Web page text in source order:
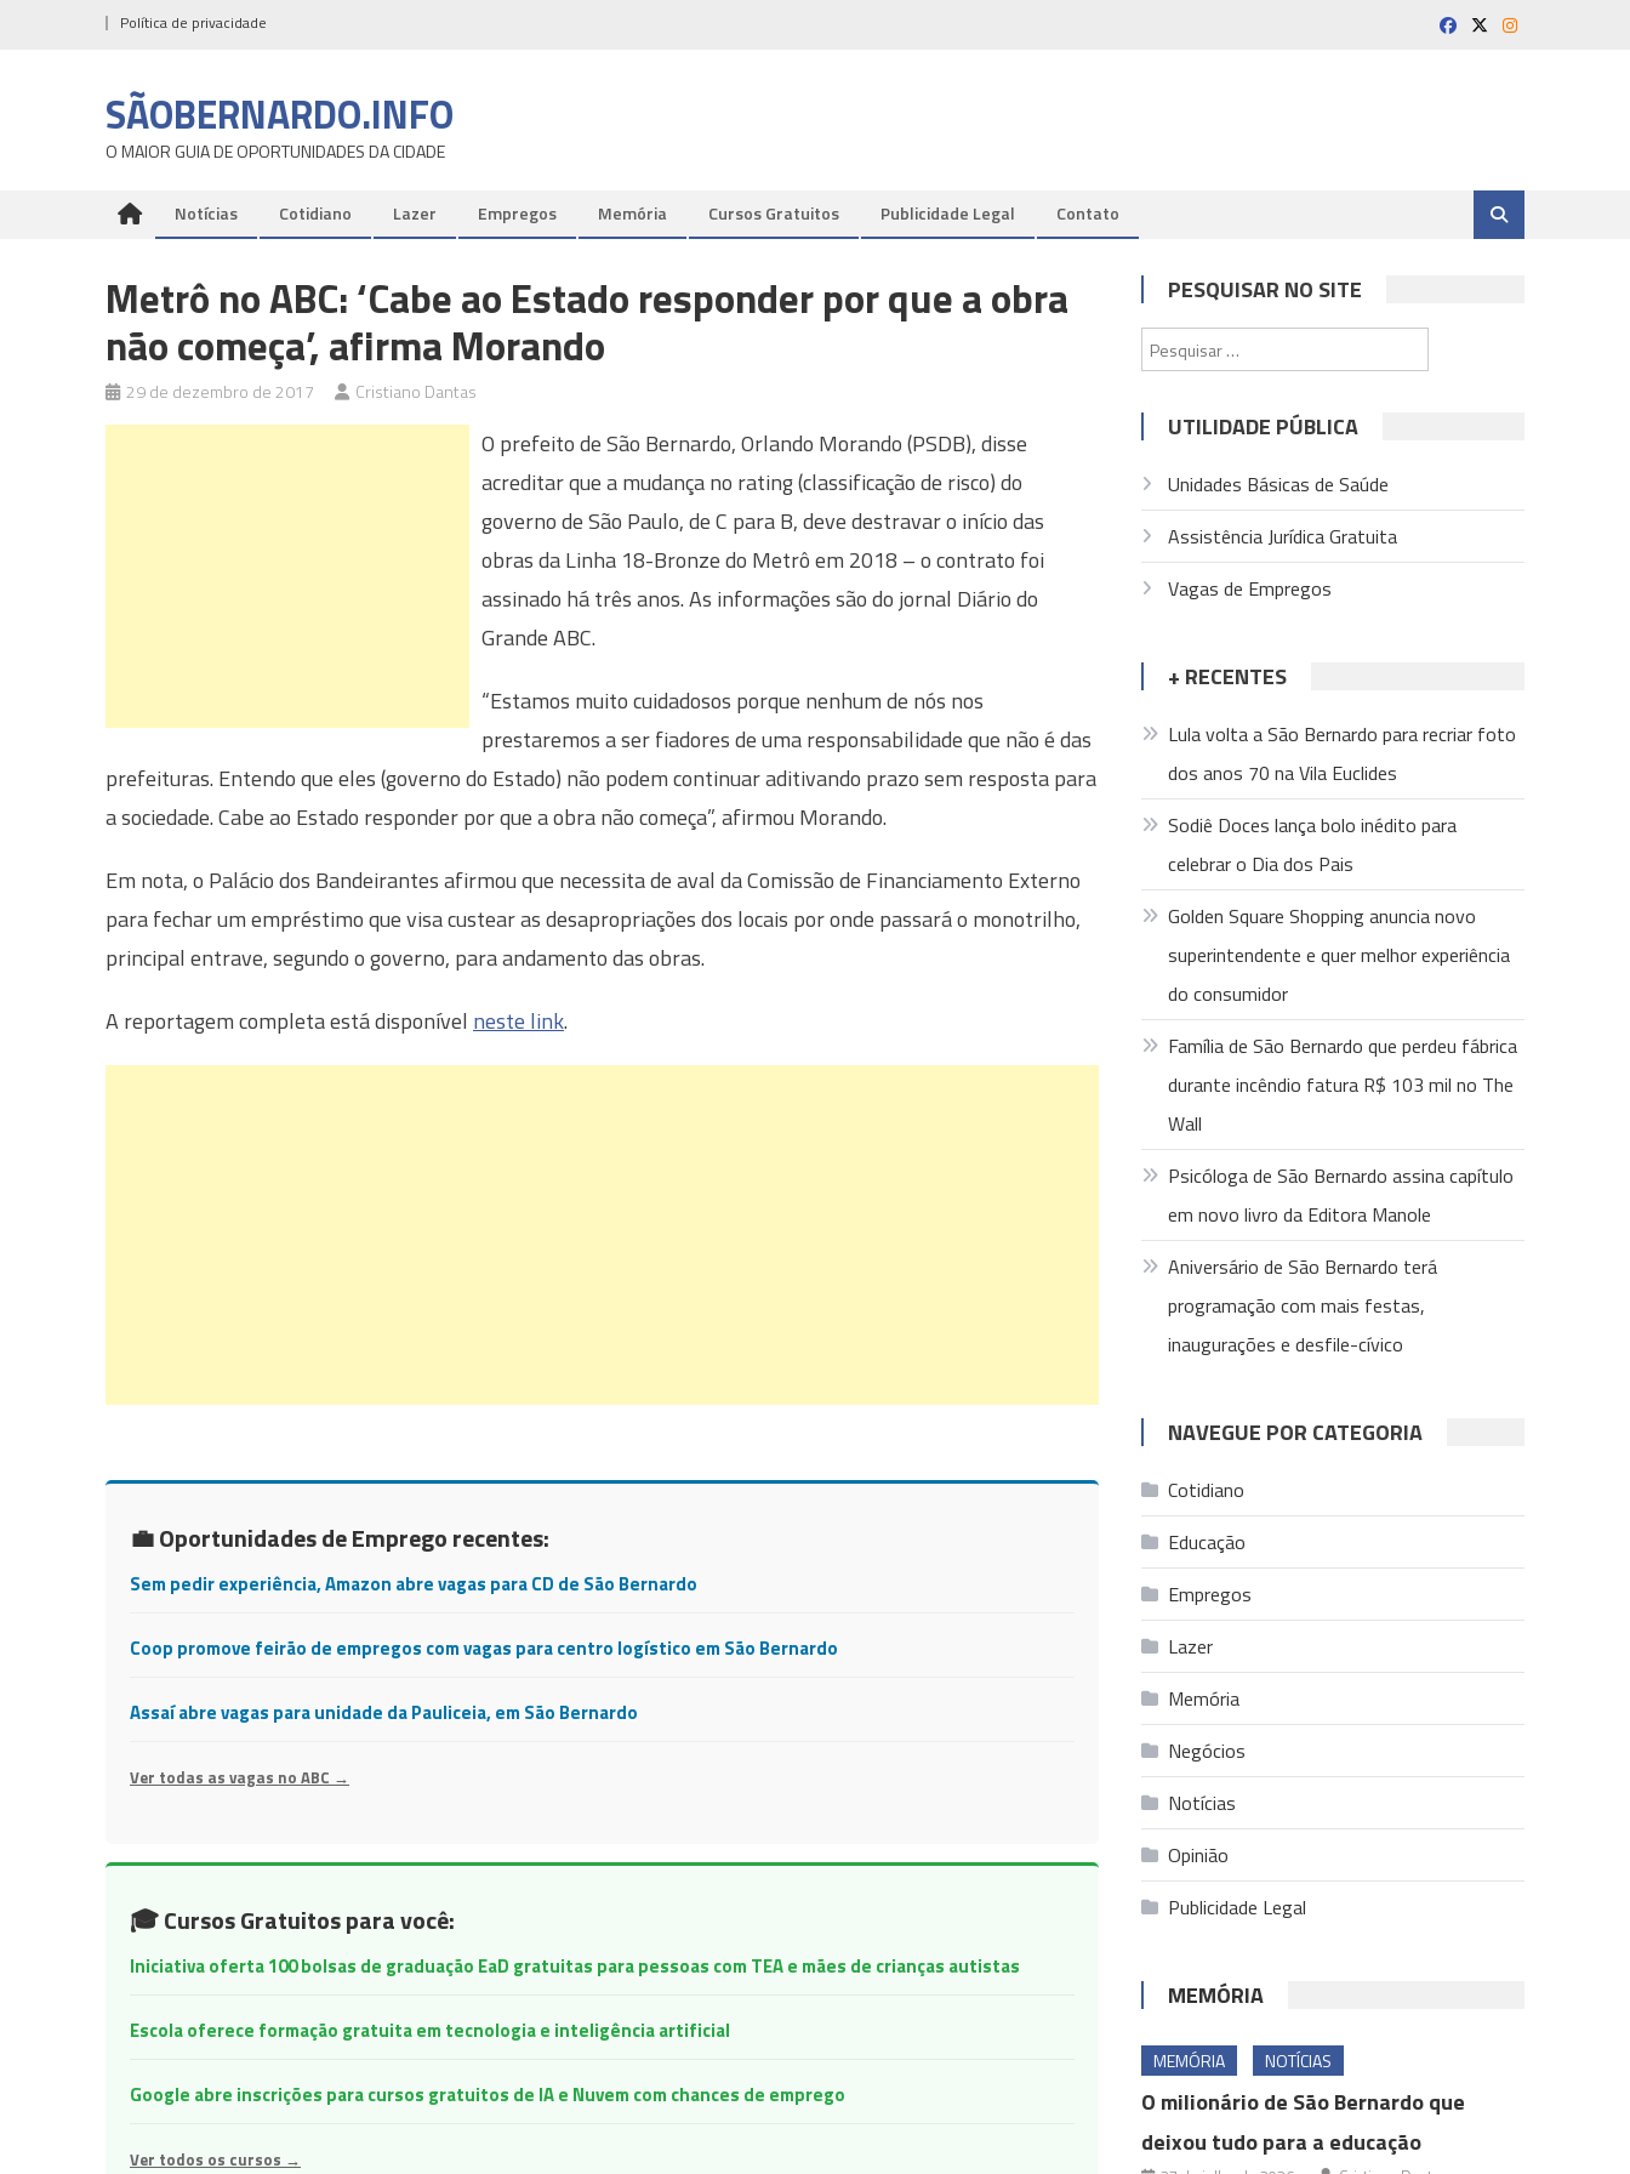
Política de privacidade
SÃOBERNARDO.INFO
O MAIOR GUIA DE OPORTUNIDADES DA CIDADE
Notícias Cotidiano Lazer Empregos Memória Cursos Gratuitos Publicidade Legal Contato
Metrô no ABC: ‘Cabe ao Estado responder por que a obra
não começa’, afirma Morando
29 de dezembro de 2017 Cristiano Dantas
O prefeito de São Bernardo, Orlando Morando (PSDB), disse
acreditar que a mudança no rating (classificação de risco) do
governo de São Paulo, de C para B, deve destravar o início das
obras da Linha 18-Bronze do Metrô em 2018 – o contrato foi
assinado há três anos. As informações são do jornal Diário do
Grande ABC.
“Estamos muito cuidadosos porque nenhum de nós nos
prestaremos a ser fiadores de uma responsabilidade que não é das
prefeituras. Entendo que eles (governo do Estado) não podem continuar aditivando prazo sem resposta para
a sociedade. Cabe ao Estado responder por que a obra não começa”, afirmou Morando.
Em nota, o Palácio dos Bandeirantes afirmou que necessita de aval da Comissão de Financiamento Externo
para fechar um empréstimo que visa custear as desapropriações dos locais por onde passará o monotrilho,
principal entrave, segundo o governo, para andamento das obras.
A reportagem completa está disponível neste link.
💼 Oportunidades de Emprego recentes:
Sem pedir experiência, Amazon abre vagas para CD de São Bernardo
Coop promove feirão de empregos com vagas para centro logístico em São Bernardo
Assaí abre vagas para unidade da Pauliceia, em São Bernardo
Ver todas as vagas no ABC →
🎓 Cursos Gratuitos para você:
Iniciativa oferta 100 bolsas de graduação EaD gratuitas para pessoas com TEA e mães de crianças autistas
Escola oferece formação gratuita em tecnologia e inteligência artificial
Google abre inscrições para cursos gratuitos de IA e Nuvem com chances de emprego
Ver todos os cursos →
PESQUISAR NO SITE
por:
UTILIDADE PÚBLICA
Unidades Básicas de Saúde
Assistência Jurídica Gratuita
Vagas de Empregos
+ RECENTES
Lula volta a São Bernardo para recriar foto
dos anos 70 na Vila Euclides
Sodiê Doces lança bolo inédito para
celebrar o Dia dos Pais
Golden Square Shopping anuncia novo
superintendente e quer melhor experiência
do consumidor
Família de São Bernardo que perdeu fábrica
durante incêndio fatura R$ 103 mil no The
Wall
Psicóloga de São Bernardo assina capítulo
em novo livro da Editora Manole
Aniversário de São Bernardo terá
programação com mais festas,
inaugurações e desfile-cívico
NAVEGUE POR CATEGORIA
Cotidiano
Educação
Empregos
Lazer
Memória
Negócios
Notícias
Opinião
Publicidade Legal
MEMÓRIA
MEMÓRIA NOTÍCIAS
O milionário de São Bernardo que
deixou tudo para a educação